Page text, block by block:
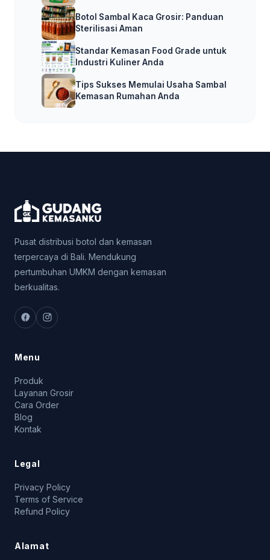
Botol Sambal Kaca Grosir: Panduan
Sterilisasi Aman
Standar Kemasan Food Grade untuk
Industri Kuliner Anda
Tips Sukses Memulai Usaha Sambal
Kemasan Rumahan Anda
Pusat distribusi botol dan kemasan
terpercaya di Bali. Mendukung
pertumbuhan UMKM dengan kemasan
berkualitas.
Menu
Produk
Layanan Grosir
Cara Order
Blog
Kontak
Legal
Privacy Policy
Terms of Service
Refund Policy
Alamat